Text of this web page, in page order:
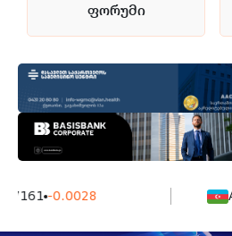
ფორუმი
7161 -0.0028